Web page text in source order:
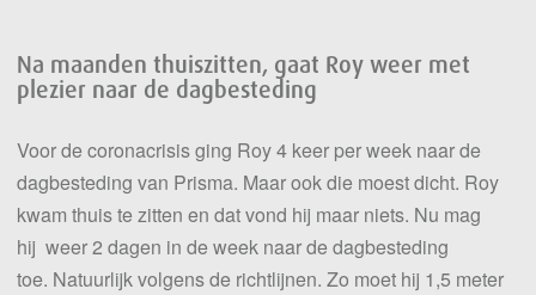
Na maanden thuiszitten, gaat Roy weer met
plezier naar de dagbesteding
Voor de coronacrisisging Roy4 keer per week naar de
dagbesteding van Prisma. Maar ook die moest dicht. Roy
kwam thuis te zitten en dat vond hij maar niets. Nu mag
hij weer2 dagen in de week naar de dagbesteding
toe. Natuurlijk volgens de richtlijnen. Zo moet hij 1,5 meter